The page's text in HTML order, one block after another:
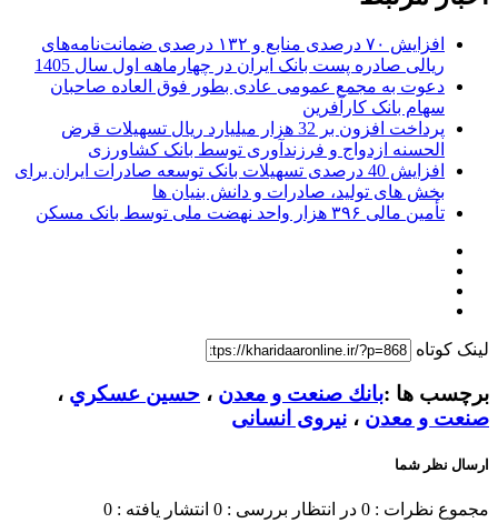
افزایش ۷۰ درصدی منابع و ۱۳۲ درصدی ضمانت‌نامه‌های
ریالی صادره پست بانک ایران در چهارماهه اول سال 1405
دعوت به مجمع عمومی عادی بطور فوق العاده صاحبان
سهام بانک کارآفرین
پرداخت افزون بر 32 هزار میلیارد ریال تسهیلات قرض
الحسنه ازدواج و فرزندآوری توسط بانک کشاورزی
افزایش 40 درصدی تسهیلات بانک توسعه صادرات ایران برای
بخش های تولید، صادرات و دانش بنیان ها
تأمین مالی ۳۹۶ هزار واحد نهضت ملی توسط بانک مسکن
لینک کوتاه
برچسب ها :بانك صنعت و معدن ، حسين عسكري ،
صنعت و معدن ، نیروی انسانی
ارسال نظر شما
مجموع نظرات : 0 در انتظار بررسی : 0 انتشار یافته : 0